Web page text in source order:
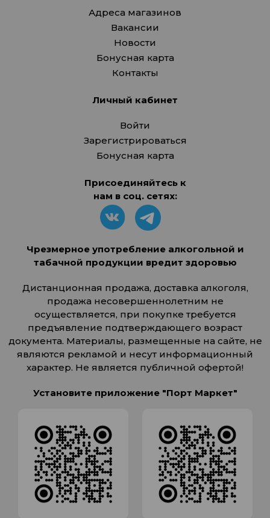
Адреса магазинов
Вакансии
Новости
Бонусная карта
Контакты
Личный кабинет
Войти
Зарегистрироваться
Бонусная карта
Присоединяйтесь к
нам в соц. сетях:
Чрезмерное употребление алкогольной и
табачной продукции вредит здоровью
Дистанционная продажа, доставка алкоголя,
продажа несовершеннолетним не
осуществляется, при покупке требуется
предъявление подтверждающего возраст
документа. Материалы, размещенные на сайте, не
являются рекламой и несут информационный
характер. Не является публичной офертой!
Установите приложение "Порт Маркет"